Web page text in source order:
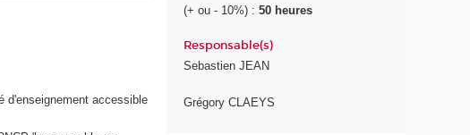
d'enseignement accessible
(+ ou - 10%) :50 heures
Responsable(s)
Sebastien JEAN
Grégory CLAEYS